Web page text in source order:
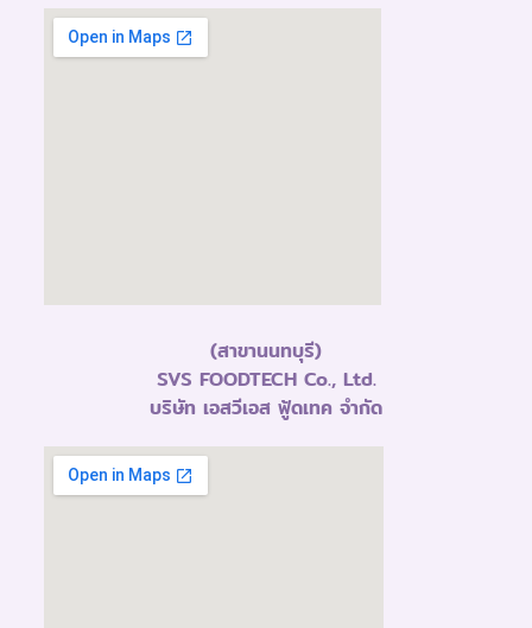
(สาขานนทบุรี)
SVS FOODTECH Co., Ltd.
บริษัท เอสวีเอส ฟู้ดเทค จำกัด